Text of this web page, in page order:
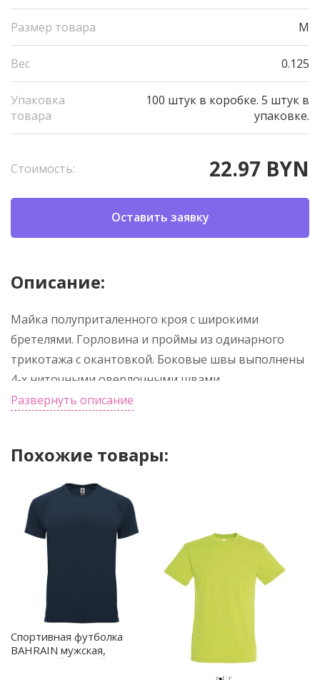
Размер товара M
Вес 0.125
Упаковка
товара
100 штук в коробке. 5 штук в
упаковке.
Стоимость: 22.97 BYN
Оставить заявку
Описание:
Майка полуприталенного кроя с широкими
бретелями. Горловина и проймы из одинарного
трикотажа с окантовкой. Боковые швы выполнены
4-х ниточными оверлочными швами,
обеспечивающим изделию большую
Развернуть описание
Похожие товары:
Спортивная футболка
BAHRAIN мужская,